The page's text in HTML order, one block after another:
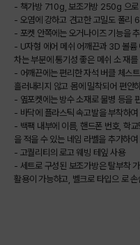
- 책가방 710g, 보조가방 250g 으로
- 오염에 강하고 견고한 고밀도 폴리
- 포켓 안쪽에는 오거나이즈 기능을
- U자형 에어 메쉬 어깨끈과 3D 볼륨
차는 부분에 통기성 좋은 메쉬 소 재
- 어깨끈에는 편리한 자석 버클 체스
흘러내리지 않고 몸에 밀착되어 편안
- 옆포켓에는 방수 소재로 물병 등을
- 바닥에 플라스틱 속고발을 부착하
- 백팩 내부에 이름, 핸드폰 번호, 학교
을 적을 수 있는 네임 라벨을 추가하여
- 고퀄리티의 로고 웨빙 테잎 사용
- 세트로 구성된 보조가방은 탈부착
활용이 가능하고, 벨크로 타입으 로